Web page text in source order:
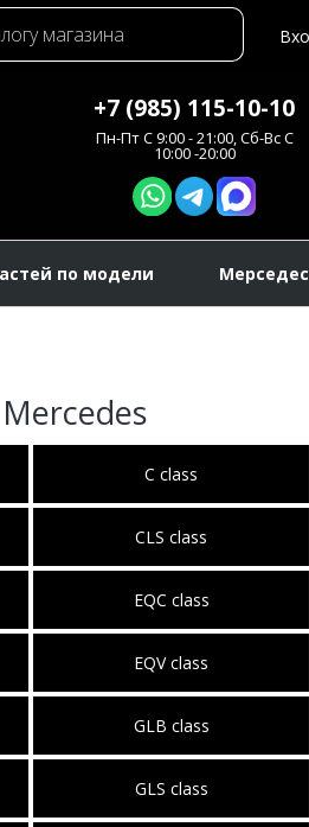
+7 (985) 115-10-10
Пн-Пт C 9:00 - 21:00, Сб-Вс С
10:00 -20:00
по модели Мерседес
C class
CLS class
EQC class
EQV class
GLB class
GLS class